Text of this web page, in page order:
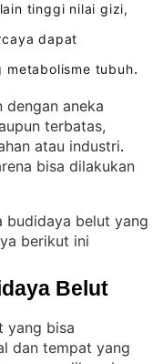
tinggi nilai gizi,
dapat
metabolisme tubuh.
dengan aneka
terbatas,
atau industri
bisa dilakukan
budidaya belut yang
berikut ini
Belut
yang bisa
dan tempat yang